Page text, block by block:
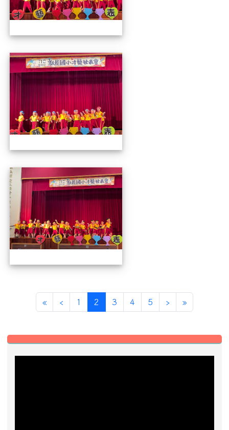
112才藝發表會
112才藝發表會
«第一頁
‹ 上一頁
1 2 (目前頁次)
3 4 5 ›下一頁
»最後頁
左邊區域內容